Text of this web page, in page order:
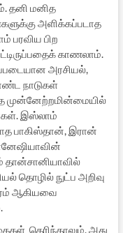
தனி மனித
அளிக்கப்படாத
பரவிய பிற
காணலாம்.
அரசியல்,
நாடுகள்
முன்னேற்றமின்மையில்
இஸ்லாம்
பாகிஸ்தான், இரான்
தான்சானியாவில்
தொழில் நுட்ப அறிவு
ஆகியவை
தெரிந்தாலும், அது